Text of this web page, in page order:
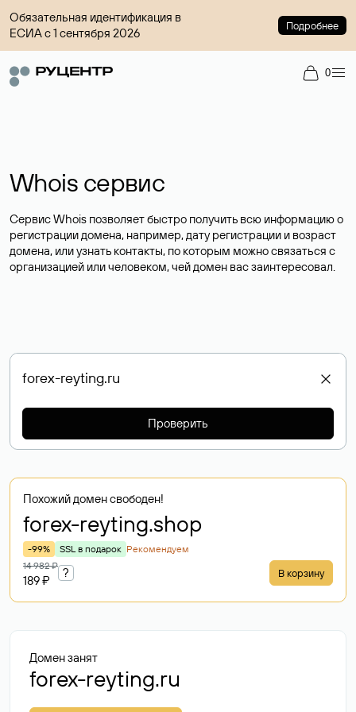
Обязательная идентификация в
ЕСИА с 1 сентября 2026
Подробнее
0
Whois сервис
Сервис Whois позволяет быстро получить всю информацию о
регистрации домена, например, дату регистрации и возраст
домена, или узнать контакты, по которым можно связаться с
организацией или человеком, чей домен вас заинтересовал.
Проверить
Похожий домен свободен!
forex-reyting.shop
-99% SSL в подарок Рекомендуем
14 982 ₽
189 ₽
? В корзину
Домен занят
forex-reyting.ru